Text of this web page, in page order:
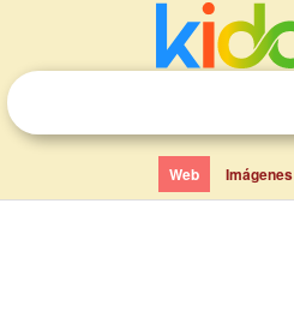
Web Imágenes